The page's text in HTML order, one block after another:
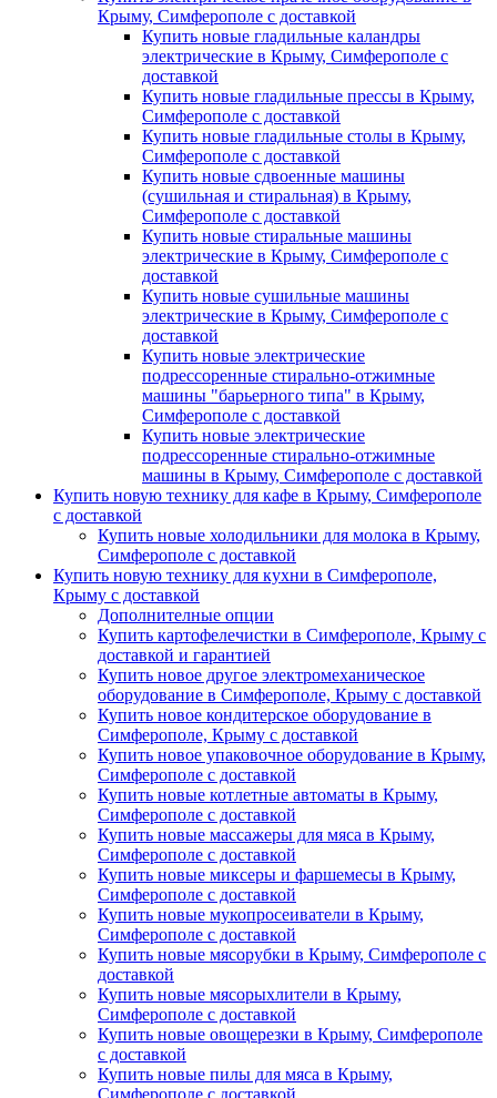
Крыму, Симферополе с доставкой
Купить новые гладильные каландры
электрические в Крыму, Симферополе с
доставкой
Купить новые гладильные прессы в Крыму,
Симферополе с доставкой
Купить новые гладильные столы в Крыму,
Симферополе с доставкой
Купить новые сдвоенные машины
(сушильная и стиральная) в Крыму,
Симферополе с доставкой
Купить новые стиральные машины
электрические в Крыму, Симферополе с
доставкой
Купить новые сушильные машины
электрические в Крыму, Симферополе с
доставкой
Купить новые электрические
подрессоренные стирально-отжимные
машины "барьерного типа" в Крыму,
Симферополе с доставкой
Купить новые электрические
подрессоренные стирально-отжимные
машины в Крыму, Симферополе с доставкой
Купить новую технику для кафе в Крыму, Симферополе
с доставкой
Купить новые холодильники для молока в Крыму,
Симферополе с доставкой
Купить новую технику для кухни в Симферополе,
Крыму с доставкой
Дополнителные опции
Купить картофелечистки в Симферополе, Крыму с
доставкой и гарантией
Купить новое другое электромеханическое
оборудование в Симферополе, Крыму с доставкой
Купить новое кондитерское оборудование в
Симферополе, Крыму с доставкой
Купить новое упаковочное оборудование в Крыму,
Симферополе с доставкой
Купить новые котлетные автоматы в Крыму,
Симферополе с доставкой
Купить новые массажеры для мяса в Крыму,
Симферополе с доставкой
Купить новые миксеры и фаршемесы в Крыму,
Симферополе с доставкой
Купить новые мукопросеиватели в Крыму,
Симферополе с доставкой
Купить новые мясорубки в Крыму, Симферополе с
доставкой
Купить новые мясорыхлители в Крыму,
Симферополе с доставкой
Купить новые овощерезки в Крыму, Симферополе
с доставкой
Купить новые пилы для мяса в Крыму,
Симферополе с доставкой